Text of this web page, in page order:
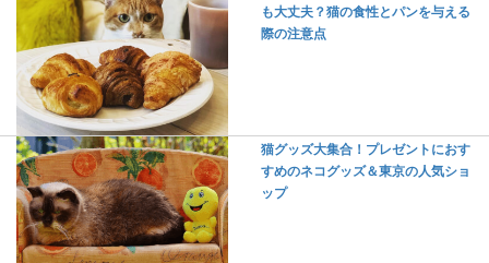
も大丈夫？猫の食性とパンを与える
際の注意点
猫グッズ大集合！プレゼントにおす
すめのネコグッズ＆東京の人気ショ
ップ